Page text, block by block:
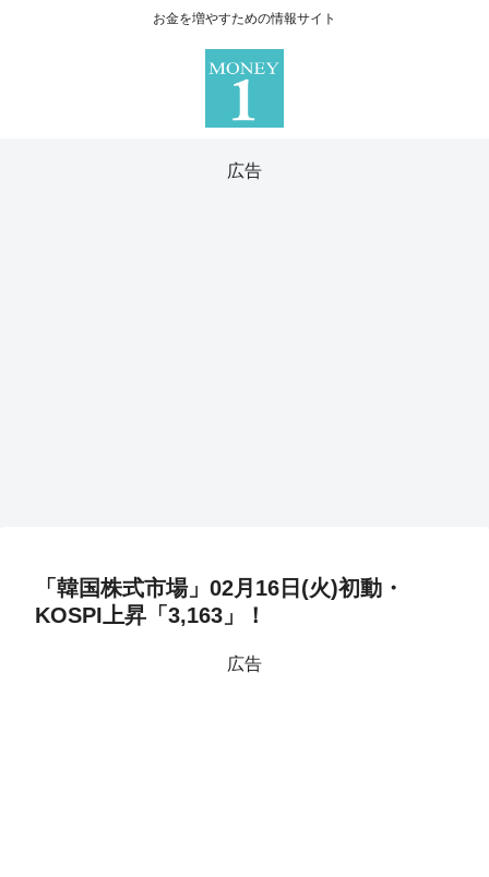
お金を増やすための情報サイト
広告
「韓国株式市場」02月16日(火)初動・
KOSPI上昇「3,163」！
広告